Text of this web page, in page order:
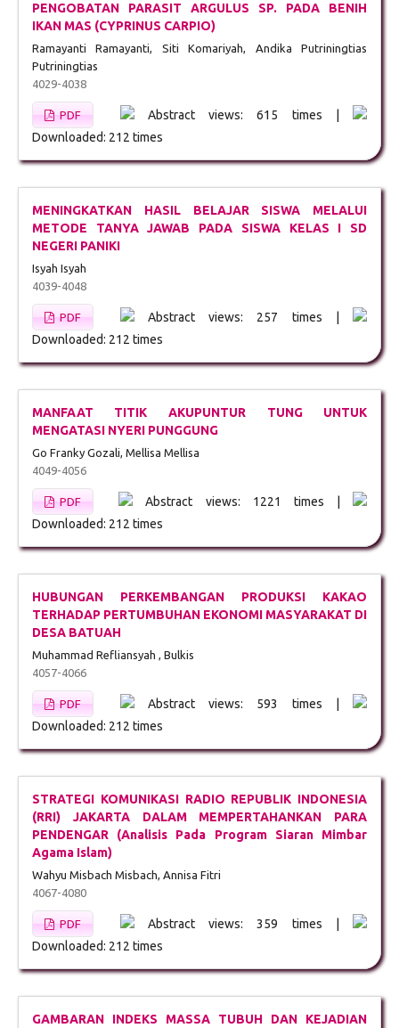
PENGOBATAN PARASIT ARGULUS SP. PADA BENIH
IKAN MAS (CYPRINUS CARPIO)
Ramayanti Ramayanti, Siti Komariyah, Andika Putriningtias
Putriningtias
4029-4038
PDF
Abstract views: 615 times |
Downloaded: 212 times
MENINGKATKAN HASIL BELAJAR SISWA MELALUI
METODE TANYA JAWAB PADA SISWA KELAS I SD
NEGERI PANIKI
Isyah Isyah
4039-4048
PDF
Abstract views: 257 times |
Downloaded: 212 times
MANFAAT TITIK AKUPUNTUR TUNG UNTUK
MENGATASI NYERI PUNGGUNG
Go Franky Gozali, Mellisa Mellisa
4049-4056
PDF
Abstract views: 1221 times |
Downloaded: 212 times
HUBUNGAN PERKEMBANGAN PRODUKSI KAKAO
TERHADAP PERTUMBUHAN EKONOMI MASYARAKAT DI
DESA BATUAH
Muhammad Refliansyah , Bulkis
4057-4066
PDF
Abstract views: 593 times |
Downloaded: 212 times
STRATEGI KOMUNIKASI RADIO REPUBLIK INDONESIA
(RRI) JAKARTA DALAM MEMPERTAHANKAN PARA
PENDENGAR (Analisis Pada Program Siaran Mimbar
Agama Islam)
Wahyu Misbach Misbach, Annisa Fitri
4067-4080
PDF
Abstract views: 359 times |
Downloaded: 212 times
GAMBARAN INDEKS MASSA TUBUH DAN KEJADIAN